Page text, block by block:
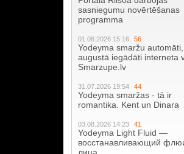
sasniegumu novērtēšanas
programma
01.08.2026 15:16 56
Yodeyma smaržu automāti,
augustā iegādāti interneta
Smarzupe.lv
31.07.2026 19:54 44
Yodeyma smaržas - tā ir
romantika. Kent un Dinara
03.08.2026 14:23 41
Yodeyma Light Fluid —
восстанавливающий